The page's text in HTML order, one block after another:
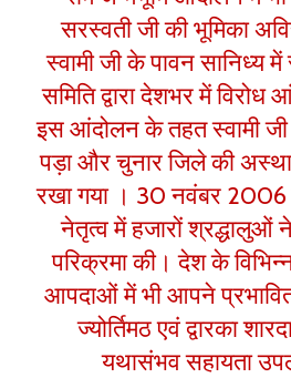
सरस्वती जी की भूमिका
स्वामी जी के पावन सानिध्य
समिति द्वारा देशभर में विरोध
इस आंदोलन के तहत स्वामी जी
पड़ा और चुनार जिले की
रखा गया । 30 नवंबर
नेतृत्व में हजारों श्रद्धालुओं
परिक्रमा की। देश के विभिन्न
आपदाओं में भी आपने प्रभावित
ज्योर्तिमठ एवं द्वारका
यथासंभव सहायता